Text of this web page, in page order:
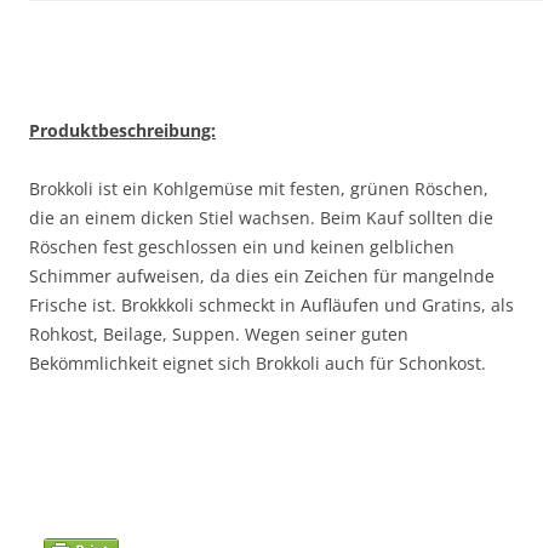
Produktbeschreibung:
Brokkoli ist ein Kohlgemüse mit festen, grünen Röschen,
die an einem dicken Stiel wachsen. Beim Kauf sollten die
Röschen fest geschlossen ein und keinen gelblichen
Schimmer aufweisen, da dies ein Zeichen für mangelnde
Frische ist. Brokkkoli schmeckt in Aufläufen und Gratins, als
Rohkost, Beilage, Suppen. Wegen seiner guten
Bekömmlichkeit eignet sich Brokkoli auch für Schonkost.